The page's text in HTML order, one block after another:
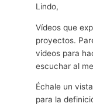
Lindo,
Vídeos que
proyectos.
videos para
escuchar al
Échale un
para la